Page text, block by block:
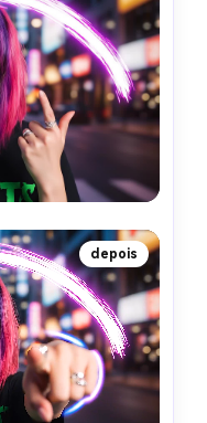
depois